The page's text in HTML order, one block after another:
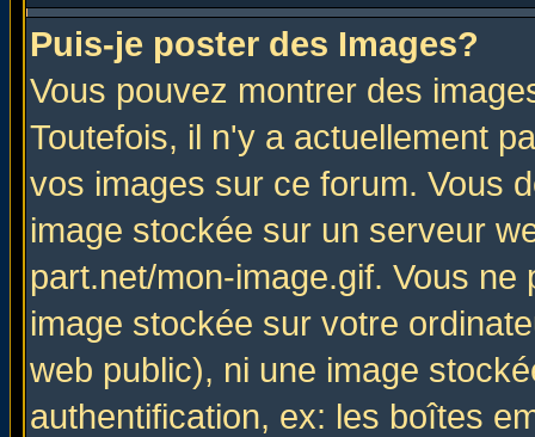
Puis-je poster des Images?
Vous pouvez montrer des
Toutefois, il n'y a actuellement
vos images sur ce forum. Vous
image stockée sur un serveur
part.net/mon-image.gif. Vous
image stockée sur votre
web public), ni une image
authentification, ex: les boîtes